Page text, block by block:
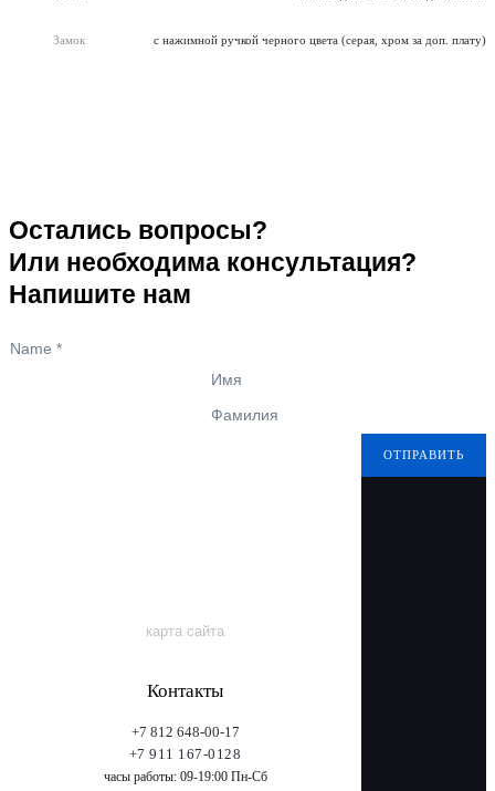
с нажимной ручкой черного цвета (серая, хром за доп. плату)
Замок
Остались вопросы?
Или необходима консультация?
Напишите нам
Name *
Имя
Фамилия
ОТПРАВИТЬ
карта сайта
Контакты
+7 812 648-00-17
+7 911 167-0128
часы работы: 09-19:00 Пн-Сб